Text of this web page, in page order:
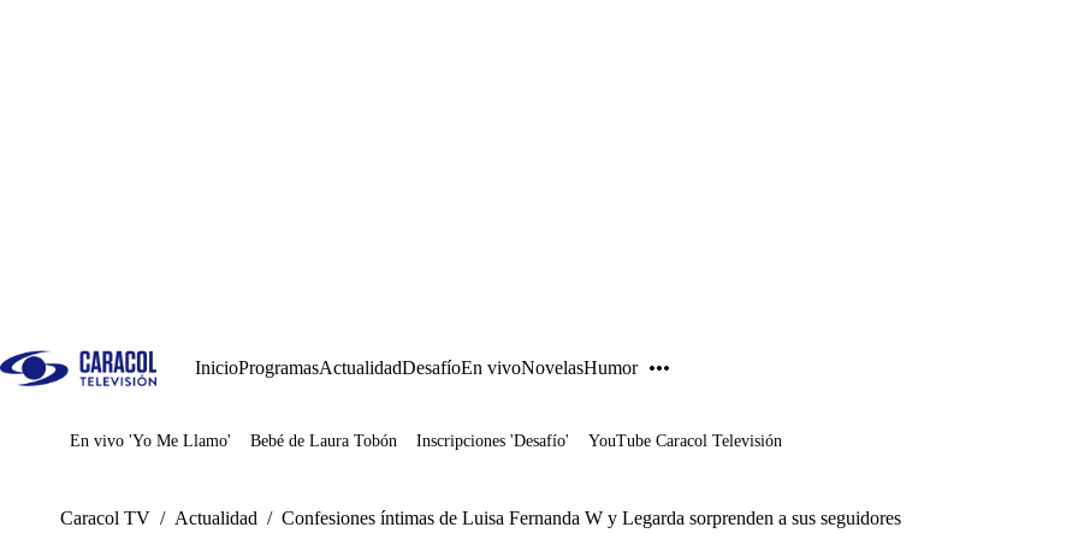
InicioProgramasActualidadDesafíoEn vivoNovelasHumor
Juegos
En vivo 'Yo Me Llamo' Bebé de Laura Tobón Inscripciones 'Desafío' YouTube Caracol Televisión
Caracol TV / Actualidad / Confesiones íntimas de Luisa Fernanda W y Legarda sorprenden a sus seguidores